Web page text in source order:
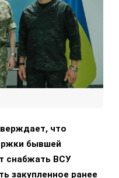
что
бывшей
снабжать ВСУ
закупленное ранее